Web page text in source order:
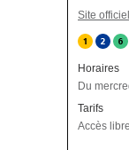
Site officiel
Horaires
Du
Tarifs
Accès libre